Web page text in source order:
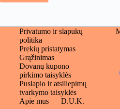
Privatumo ir slapukų
politika
Prekių pristatymas
Grąžinimas
Dovanų kupono
pirkimo taisyklės
Puslapio ir atsiliepimų
tvarkymo taisyklės
Apie mus
D.U.K.